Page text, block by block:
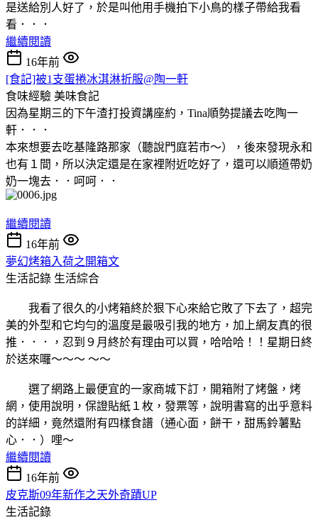
是送給別人好了，於是叫他用手機拍下小鳥的樣子帶給我看
看．．．
繼續閱讀
16年前
[食記]被1支蛋捲冰淇淋折服@陶一軒
食味經驗 美味食記
因為星期三的下午渣打投資講座約，Tina順勢提議去吃陶一
軒．．．
本來想要去吃基隆路那家（聽說門庭若市～），後來發現永和
也有１間，所以決定還是在家裡附近吃好了，還可以順道帶奶
奶一塊去．．呵呵．．
繼續閱讀
16年前
夢幻烤箱入荷之開箱文
生活記錄 生活綜合
我看了很久的小烤箱終於狠下心來給它敗了下去了，超完
美的外型和它均勻的溫度是最吸引我的地方，加上網友真的很
推．．．，忍到９月終於有理由可以買，哈哈哈！！星期日終
於送來囉～～～ ～～
選了網路上最便宜的一家商城下訂，開箱附了烤盤，烤
網，使用說明，保證貼紙１枚，發票等，說明書寫的出乎意料
的詳細，竟然還附有四樣食譜（通心面，餅干，甜馬鈴薯點
心．．）哩～
繼續閱讀
16年前
皮克斯09年新作之天外奇蹟UP
生活記錄